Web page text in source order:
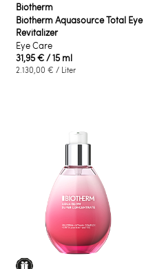
Biotherm
Biotherm Aquasource Total Eye
Revitalizer
Eye Care
31,95 €/ 15 ml
2.130,00 € / Liter